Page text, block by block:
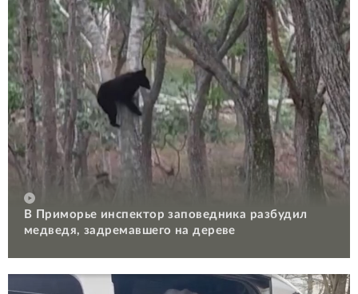
В Приморье инспектор заповедника разбудил
медведя, задремавшего на дереве